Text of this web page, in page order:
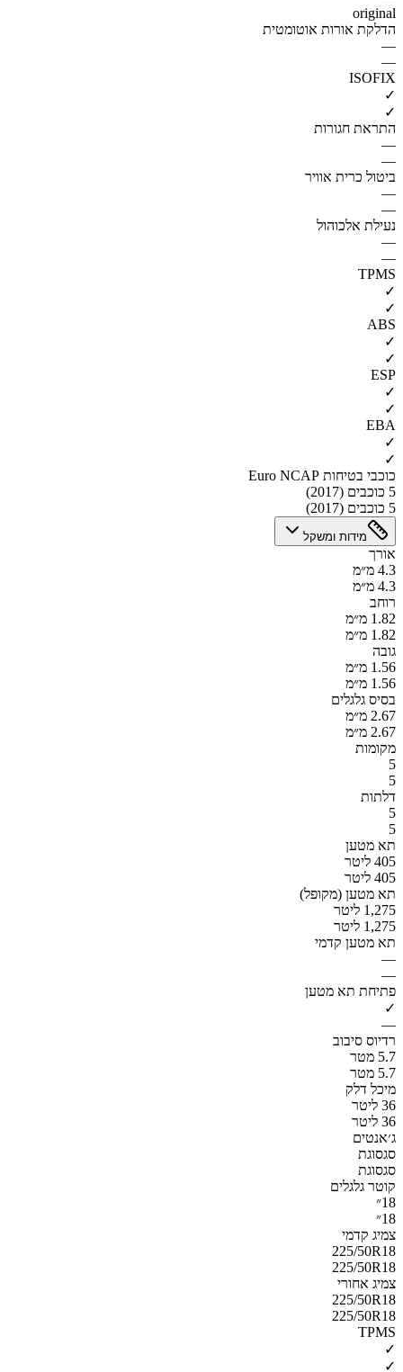
original
הדלקת אורות אוטומטית
—
—
ISOFIX
✓
✓
התראת חגורות
—
—
ביטול כרית אוויר
—
—
נעילת אלכוהול
—
—
TPMS
✓
✓
ABS
✓
✓
ESP
✓
✓
EBA
✓
✓
כוכבי בטיחות Euro NCAP
5 כוכבים (2017)
5 כוכבים (2017)
מידות ומשקל
אורך
4.3 מ״מ
4.3 מ״מ
רוחב
1.82 מ״מ
1.82 מ״מ
גובה
1.56 מ״מ
1.56 מ״מ
בסיס גלגלים
2.67 מ״מ
2.67 מ״מ
מקומות
5
5
דלתות
5
5
תא מטען
405 ליטר
405 ליטר
תא מטען (מקופל)
1,275 ליטר
1,275 ליטר
תא מטען קדמי
—
—
פתיחת תא מטען
✓
—
רדיוס סיבוב
5.7 מטר
5.7 מטר
מיכל דלק
36 ליטר
36 ליטר
ג׳אנטים
סגסוגת
סגסוגת
קוטר גלגלים
18״
18״
צמיג קדמי
225/50R18
225/50R18
צמיג אחורי
225/50R18
225/50R18
TPMS
✓
✓